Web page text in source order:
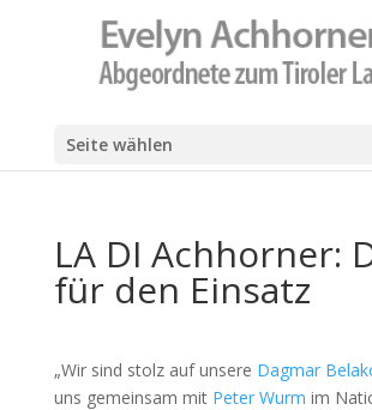
Seite wählen
LA DI Achhorner:
für den Einsatz
„Wir sind stolz auf unsere Dagmar
uns gemeinsam mit Peter Wurm im